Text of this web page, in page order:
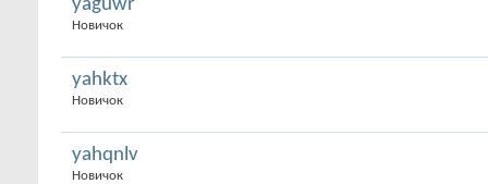
yaguwr
Новичок
yahktx
Новичок
yahqnlv
Новичок